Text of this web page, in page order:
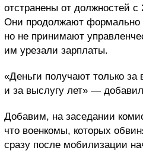
отстранены от должностей с
Они продолжают формально
но не принимают
им урезали зарплаты.
«Деньги получают только за
и за выслугу лет» —
Добавим, на заседании
что военкомы, которых
сразу после мобилизации